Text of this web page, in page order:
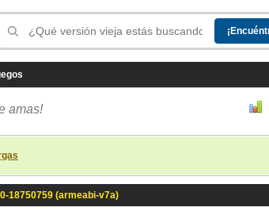
amas!
18750759 (armeabi-v7a)